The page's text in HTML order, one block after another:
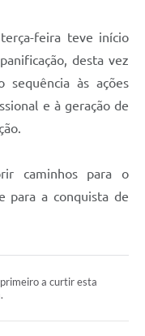
feira teve início
desta vez
sequência às ações
e à geração de
caminhos para o
para a conquista de
a curtir esta